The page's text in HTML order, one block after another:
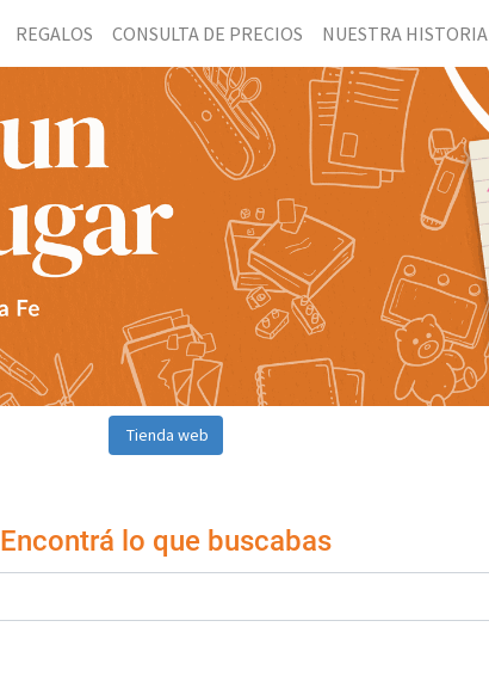
REGALOS CONSULTA DE PRECIOS NUESTRA HISTORIA
Tienda web
Encontrá lo que buscabas